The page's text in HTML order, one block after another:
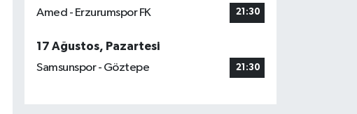
Amed - Erzurumspor FK 21:30
17 Ağustos, Pazartesi
Samsunspor - Göztepe
21:30